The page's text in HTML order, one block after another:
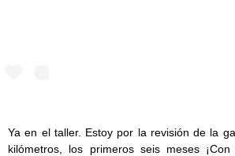
Ya en el taller. Estoy por la revisión de la
kilómetros, los primeros seis meses